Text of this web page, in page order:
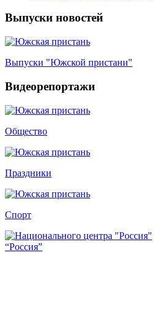
Выпуски новостей
Выпуски "Южской пристани"
Видеорепортажи
Общество
Праздники
Спорт
“Россия”